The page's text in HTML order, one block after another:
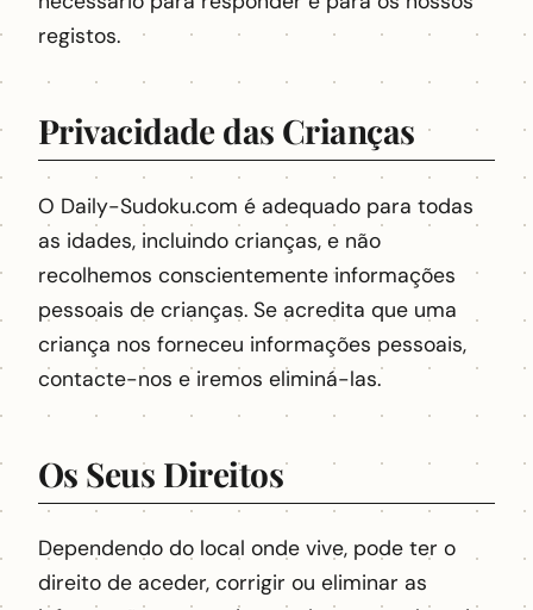
registos.
Privacidade das Crianças
O Daily-Sudoku.com é adequado para todas
as idades, incluindo crianças, e não
recolhemos conscientemente informações
pessoais de crianças. Se acredita que uma
criança nos forneceu informações pessoais,
contacte-nos e iremos eliminá-las.
Os Seus Direitos
Dependendo do local onde vive, pode ter o
direito de aceder, corrigir ou eliminar as